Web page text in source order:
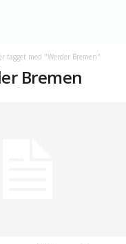
tagget med "Werder Bremen"
Bremen